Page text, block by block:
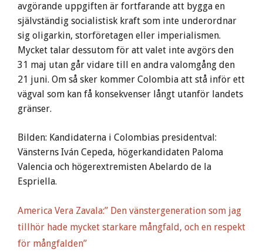
avgörande uppgiften är fortfarande att bygga en
självständig socialistisk kraft som inte underordnar
sig oligarkin, storföretagen eller imperialismen.
Mycket talar dessutom för att valet inte avgörs den
31 maj utan går vidare till en andra valomgång den
21 juni. Om så sker kommer Colombia att stå inför ett
vägval som kan få konsekvenser långt utanför landets
gränser.
Bilden: Kandidaterna i Colombias presidentval:
Vänsterns Iván Cepeda, högerkandidaten Paloma
Valencia och högerextremisten Abelardo de la
Espriella.
America Vera Zavala:” Den vänstergeneration som jag
tillhör hade mycket starkare mångfald, och en respekt
för mångfalden”